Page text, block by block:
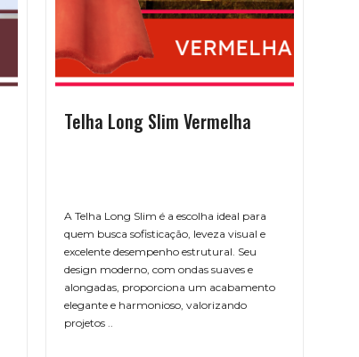
Telha Long Slim Vermelha
A Telha Long Slim é a escolha ideal para
quem busca sofisticação, leveza visual e
excelente desempenho estrutural. Seu
design moderno, com ondas suaves e
alongadas, proporciona um acabamento
elegante e harmonioso, valorizando
projetos ..